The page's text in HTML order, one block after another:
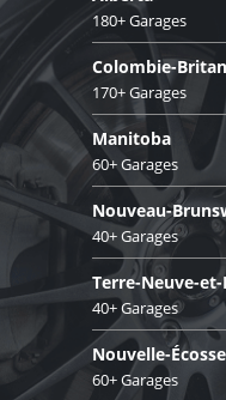
180+ Garages
Colombie-
170+ Garages
Manitoba
60+ Garages
Nouveau-
40+ Garages
Terre-Neuve-
40+ Garages
Nouvelle-Écosse
60+ Garages